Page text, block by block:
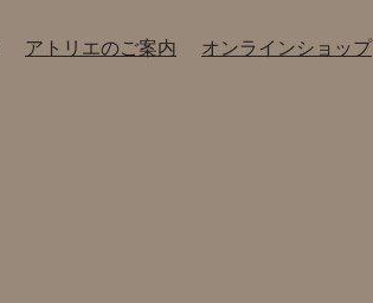
​アトリエのご案内 ​オンラインショップ